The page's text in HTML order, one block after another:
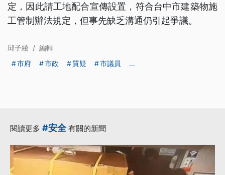
定，因此請工地配合宣傳設置，符合台中市建築物施
工管制辦法規定，但事先缺乏溝通仍引起爭議。
邱子綾 / 編輯
市府
市政 質疑 市議員 ...
閱讀更多 #安全有關的新聞